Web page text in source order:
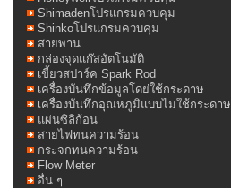
Shimadenโปรแกรมควบคุม
Shinkoโปรแกรมควบคุม
สายพาน
กล่องจุดแก๊สอัตโนมัติ
เขี้ยวสปาร์ค Spark Rod
เครื่องบันทึกข้อมูลโดย่ใช้กระดาษ
เครื่องบันทึกอุณหภูมิแบบไม่ใช้กระดาษ
แผ่นซิลิก้อน
สายไฟทนความร้อน
กระจกทนความร้อน
Flow Meter
อื่น ๆ.....